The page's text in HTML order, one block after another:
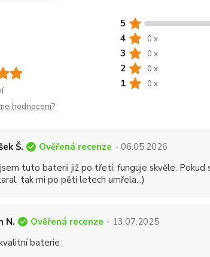
hodnocení?
5
4 0 x
3 0 x
2 0 x
1 0 x
Š. Ověřená recenze - 06.05.2026
tuto baterii již po třetí, funguje skvěle.
tak mi po pěti letech umřela...)
N. Ověřená recenze - 13.07.2025
baterie